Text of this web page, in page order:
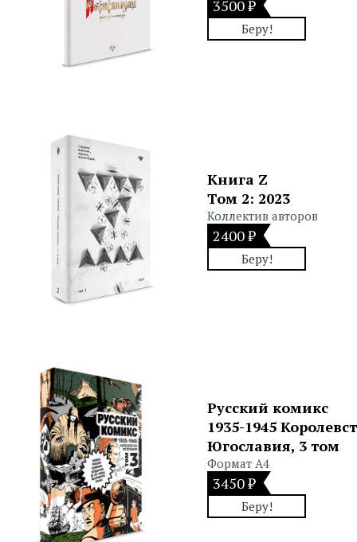
3500 ₽
Беру!
Книга Z
Том 2: 2023
Коллектив авторов
2400 ₽
Беру!
Русский комикс
1935-1945
Югославия, 3 том
Формат А4
3450 ₽
Беру!